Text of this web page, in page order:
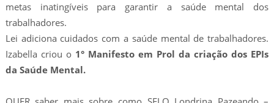
metas inatingíveis para garantir a saúde mental dos
trabalhadores.
Lei adiciona cuidados com a saúde mental de trabalhadores.
Izabella criou o 1° Manifesto em Prol da criação dos EPIs
da Saúde Mental.